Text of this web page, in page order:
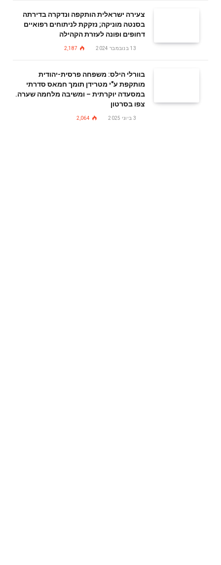
צעירה ישראלית הותקפה ונדקרה בדירתה
בסנטה מוניקה; נזקקת לניתוחים רפואיים
דחופים ופונה לעזרת הקהילה
13 בנובמבר 2024 2,187
בוורלי הילס: משפחה פרסית-יהודית
מותקפת ע"י מטרידן תומך חמאס סדרתי
במסעדה יוקרתית – ומשיבה מלחמה שערה.
צפו בסרטון
3 ביוני 2025 2,064